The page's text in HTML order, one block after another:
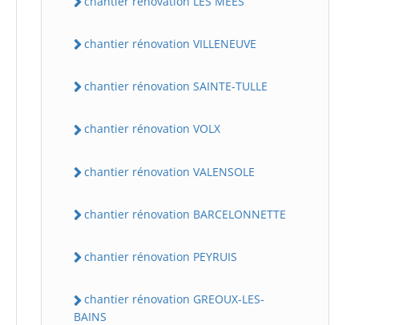
chantier rénovation VILLENEUVE
chantier rénovation SAINTE-TULLE
chantier rénovation VOLX
chantier rénovation VALENSOLE
chantier rénovation BARCELONNETTE
chantier rénovation PEYRUIS
chantier rénovation GREOUX-LES-
BAINS